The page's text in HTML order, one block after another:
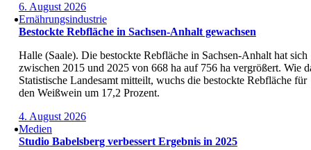
6. August 2026
Ernährungsindustrie
Bestockte Rebfläche in Sachsen-Anhalt gewachsen
Halle (Saale). Die bestockte Rebfläche in Sachsen-Anhalt hat sich
zwischen 2015 und 2025 von 668 ha auf 756 ha vergrößert. Wie
Statistische Landesamt mitteilt, wuchs die bestockte Rebfläche für
den Weißwein um 17,2 Prozent.
4. August 2026
Medien
Studio Babelsberg verbessert Ergebnis in 2025